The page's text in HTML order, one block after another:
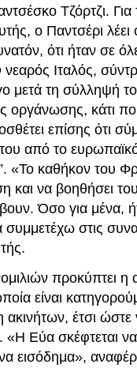
Τζόρτζι. Για
ο Παντσέρι λέει
ότι ήταν σε
Ιταλός,
μετά τη σύλληψή
οργάνωσης, κάτι
επίσης ότι
από το ευρωπαϊκό
«Το καθήκον του
και να βοηθήσει
Όσο για μένα,
στις
προκύπτει η
είναι
ακινήτων, έτσι
«Η Εύα σκέφτεται
εισόδημα»,